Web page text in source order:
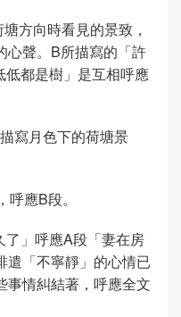
方向時看見的景致，
心聲。B所描寫的「許
都是樹」是互相呼應
寫月色下的荷塘景
應B段。
」呼應A段「妻在房
遣「不寧靜」的心情已
事情糾結著，呼應全文